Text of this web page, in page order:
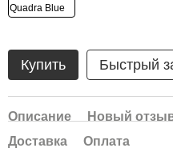
Купить Быстрый
Описание
Новый
Доставка
Оплата